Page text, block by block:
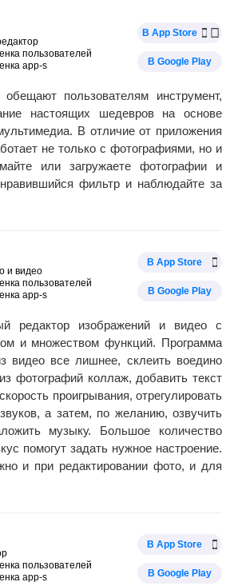
пользователей
app-s
В App Store
В Google Play
обещают пользователям инструмент,
настоящих шедевров на основе
В отличие от приложения
не только с фотографиями, но и
или загружаете фотографии и
фильтр и наблюдайте за
и видео
пользователей
app-s
В App Store
В Google Play
редактор изображений и видео с
и множеством функций. Программа
видео все лишнее, склеить воедино
фотографий коллаж, добавить текст
проигрывания, отрегулировать
а затем, по желанию, озвучить
музыку. Большое количество
помогут задать нужное настроение.
и при редактировании фото, и для
пользователей
app-s
В App Store
В Google Play